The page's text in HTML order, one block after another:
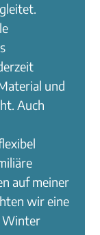
und
Auch
auf meiner
wir eine
Winter